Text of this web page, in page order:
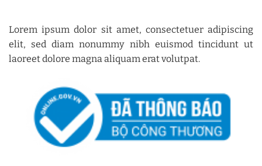
Lorem ipsum dolor sit amet, consectetuer adipiscing
elit, sed diam nonummy nibh euismod tincidunt ut
laoreet dolore magna aliquam erat volutpat.